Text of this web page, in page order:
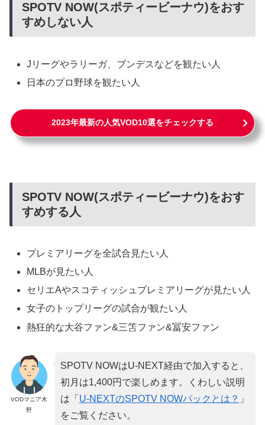
SPOTV NOW(スポティービーナウ)をおす
すめしない人
Jリーグやラリーガ、ブンデスなどを観たい人
日本のプロ野球を観たい人
2023年最新の人気VOD10選をチェックする
SPOTV NOW(スポティービーナウ)をおす
すめする人
プレミアリーグを全試合見たい人
MLBが見たい人
セリエAやスコティッシュプレミアリーグが見たい人
女子のトップリーグの試合が観たい人
熱狂的な大谷ファン&三笘ファン&冨安ファン
VODマニア木
野
SPOTV NOWはU-NEXT経由で加入すると、
初月は1,400円で楽しめます。くわしい説明
は「 U-NEXTのSPOTV NOWパックとは？ 」
をご覧ください。